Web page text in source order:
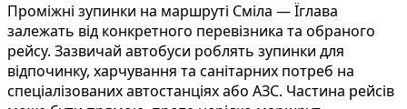
Проміжні зупинки на маршруті Сміла — Їглава
залежать від конкретного перевізника та обраного
рейсу. Зазвичай автобуси роблять зупинки для
відпочинку, харчування та санітарних потреб на
спеціалізованих автостанціях або АЗС. Частина рейсів